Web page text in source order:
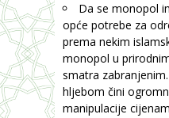
Da se monopol
opće potrebe za
prema nekim
monopol u
smatra
hljebom čini
manipulacije